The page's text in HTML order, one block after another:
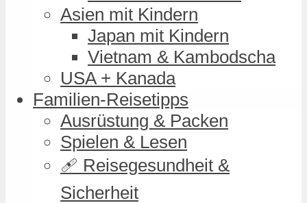
Asien mit Kindern
Japan mit Kindern
Vietnam & Kambodscha
USA + Kanada
Familien-Reisetipps
Ausrüstung & Packen
Spielen & Lesen
🩹 Reisegesundheit &
Sicherheit